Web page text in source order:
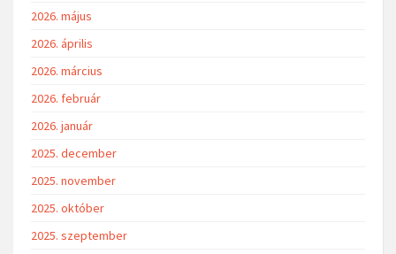
2026. május
2026. április
2026. március
2026. február
2026. január
2025. december
2025. november
2025. október
2025. szeptember